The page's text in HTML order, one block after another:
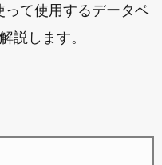
って使用するデータベ
説します。